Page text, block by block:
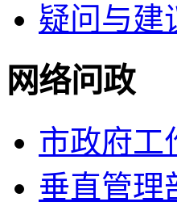
疑问与建
网络问政
市政府工
垂直管理